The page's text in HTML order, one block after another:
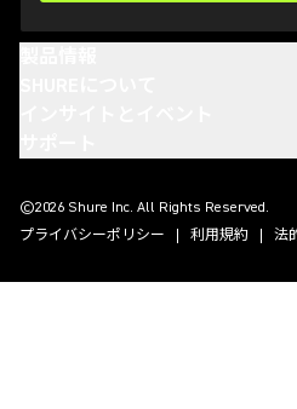
©2026 Shure Inc. All Rights Reserved.
プライバシーポリシー
利用規約 法